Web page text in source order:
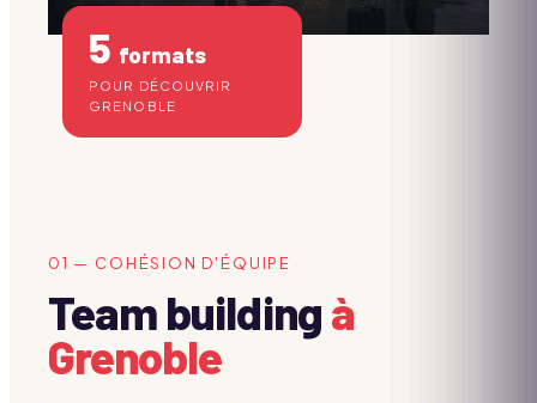
5 formats
POUR DÉCOUVRIR
GRENOBLE
01 — COHÉSION D'ÉQUIPE
Team buildingà
Grenoble